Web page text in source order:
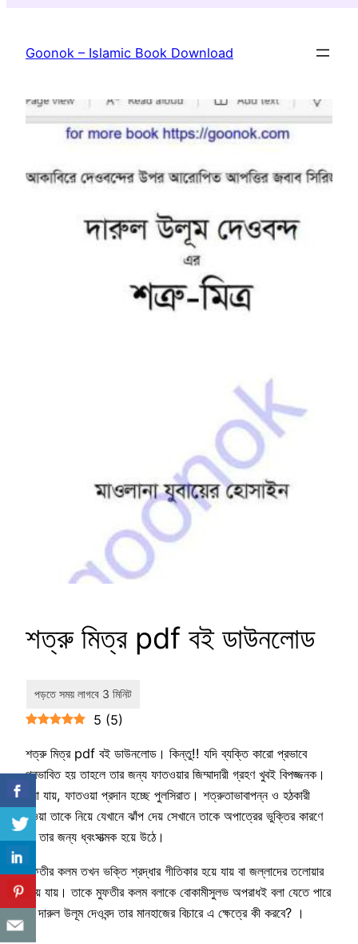
content
Goonok – Islamic Book Download
শত্রু মিত্র pdf বই ডাউনলোড
5 (5)
শত্রু মিত্র pdf বই ডাউনলোড। কিন্তু!! যদি ব্যক্তি কারো প্রভাবে
প্রভাবিত হয় তাহলে তার জন্য ফাতওয়ার জিম্মাদারী গ্রহণ খুবই বিপজ্জনক।
বলা যায়, ফাতওয়া প্রদান হচ্ছে পুলসিরাত। শত্রুতাভাবাপন্ন ও হঠকারী
হওয়া তাকে নিয়ে যেখানে ঝাঁপ দেয় সেখানে তাকে অপাত্রের ভুক্তির কারণে
তা তার জন্য ধ্বংসাত্মক হয়ে উঠে।
মুফতীর কলম তখন ভক্তি শ্রদ্ধার গীতিকার হয়ে যায় বা জল্লাদের তলোয়ার
হয়ে যায়। তাকে মুফতীর কলম বলাকে বোকামীসুলভ অপরাধই বলা যেতে পারে
। দারুল উলূম দেওবন্দ তার মানহাজের বিচারে এ ক্ষেত্রে কী করবে? ।